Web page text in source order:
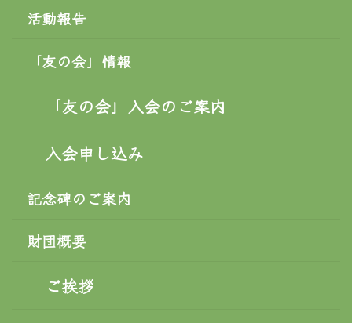
活動報告
「友の会」情報
「友の会」入会のご案内
入会申し込み
記念碑のご案内
財団概要
ご挨拶